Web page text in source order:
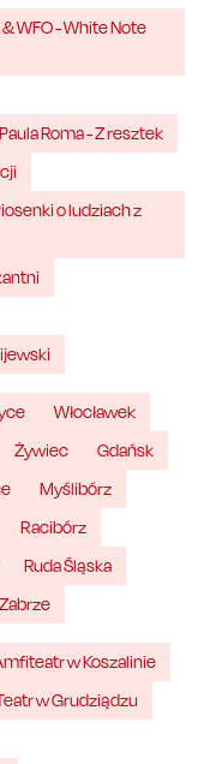
WFO - White Note
Paula Roma - Z resztek
o ludziach z
Włocławek
Żywiec
Gdańsk
Myślibórz
Racibórz
Ruda Śląska
Zabrze
w Koszalinie
w Grudziądzu